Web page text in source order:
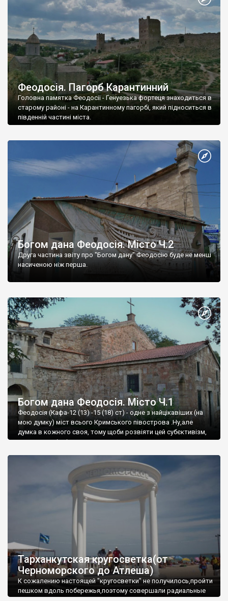
Феодосія. Пагорб Карантинний
Головна памятка Феодосії - Генуезька фортеця знаходиться в
старому районі - на Карантинному пагорбі, який підноситься в
південній частині міста.
Богом дана Феодосія. Місто Ч.2
Друга частина звіту про "Богом дану" Феодосію буде не менш
насиченою ніж перша.
Богом дана Феодосія. Місто Ч.1
Феодосія (Кафа-12 (13) -15 (18) ст) - одне з найцікавіших (на
мою думку) міст всього Кримського півострова .Ну,але
думка в кожного своя, тому щоби розвіяти цей субєктивізм,
запрошую відвідати це
Тарханкутская кругосветка(от
Черноморского до Атлеша)
К сожалению настоящей "кругосветки" не получилось,пройти
пешком вдоль побережья,поэтому совершали радиальные